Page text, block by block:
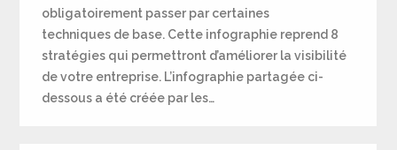
obligatoirement passer par certaines
techniques de base. Cette infographie reprend 8
stratégies qui permettront d’améliorer la visibilité
de votre entreprise. L’infographie partagée ci-
dessous a été créée par les…